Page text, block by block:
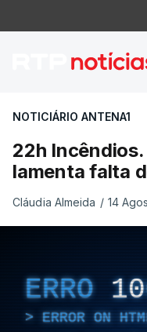
22h
NOTICIÁRIO ANTENA1
22h
lamenta falta
Cláudia Almeida / 14
ERRO
ERROR ON